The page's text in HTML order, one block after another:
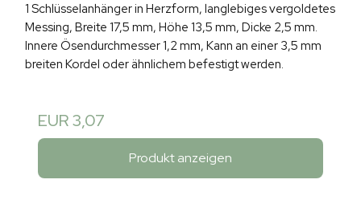
1 Schlüsselanhänger in Herzform, langlebiges vergoldetes
Messing, Breite 17,5 mm, Höhe 13,5 mm, Dicke 2,5 mm.
Innere Ösendurchmesser 1,2 mm, Kann an einer 3,5 mm
breiten Kordel oder ähnlichem befestigt werden.
EUR 3,07
Produkt anzeigen